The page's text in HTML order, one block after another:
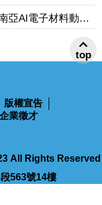
亞AI電子材料動能
版權宣告
企業徵才
All Rights Reserved
563號14樓
top